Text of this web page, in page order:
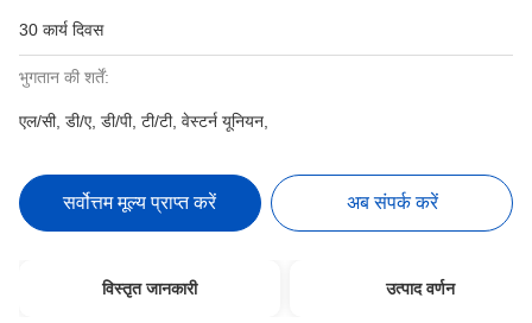
30 कार्य दिवस
भुगतान की शर्तें:
एल/सी, डी/ए, डी/पी, टी/टी, वेस्टर्न यूनियन,
सर्वोत्तम मूल्य प्राप्त करें अब संपर्क करें
विस्तृत जानकारी उत्पाद वर्णन